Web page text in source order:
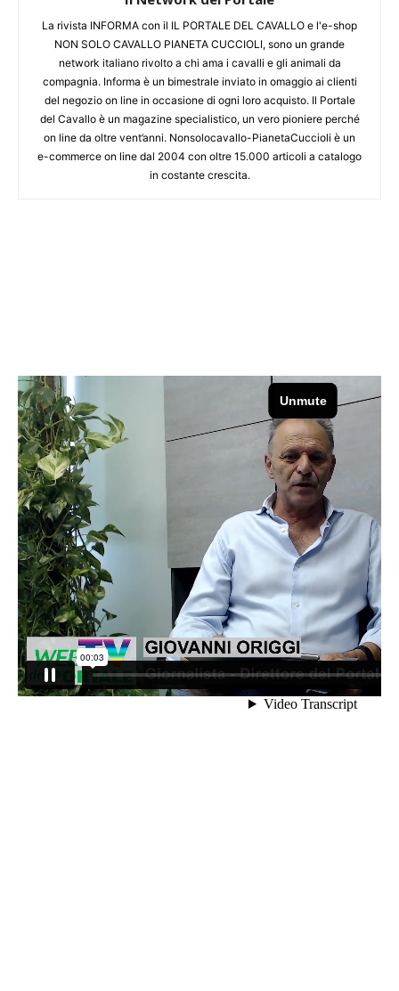
La rivista INFORMA con il IL PORTALE DEL CAVALLO e l'e-shop
NON SOLO CAVALLO PIANETA CUCCIOLI, sono un grande
network italiano rivolto a chi ama i cavalli e gli animali da
compagnia. Informa è un bimestrale inviato in omaggio ai clienti
del negozio on line in occasione di ogni loro acquisto. Il Portale
del Cavallo è un magazine specialistico, un vero pioniere perché
on line da oltre vent’anni. Nonsolocavallo-PianetaCuccioli è un
e-commerce on line dal 2004 con oltre 15.000 articoli a catalogo
in costante crescita.